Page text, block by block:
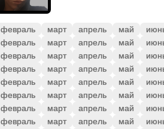
февраль март апрель май
февраль март апрель май
февраль март апрель май
февраль март апрель май
февраль март апрель май
февраль март апрель май
февраль март апрель май
февраль март апрель май